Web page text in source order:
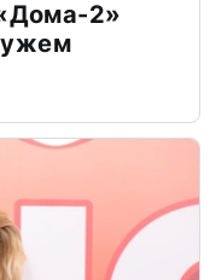
2»